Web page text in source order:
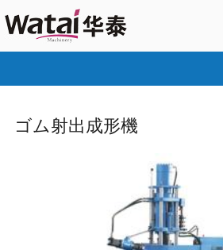
ゴム射出成形機